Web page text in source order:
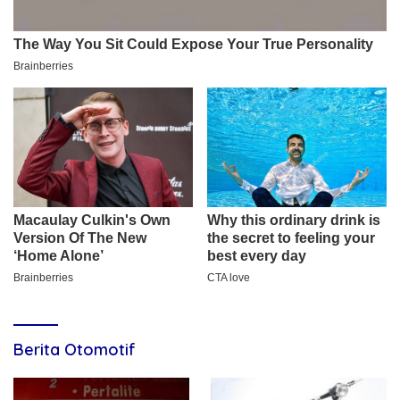
Berita Otomotif